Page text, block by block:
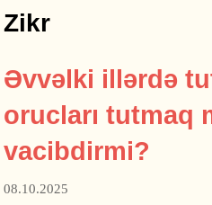
Zikr
Əvvəlki illərdə
orucları tutmaq
vacibdirmi?
08.10.2025